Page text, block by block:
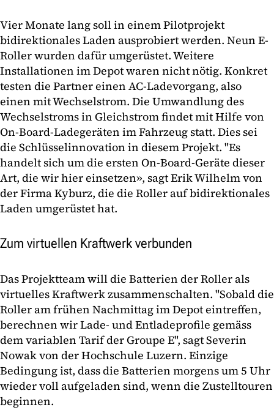
Vier Monate lang soll in einem Pilotprojekt
bidirektionales Laden ausprobiert werden. Neun E-
Roller wurden dafür umgerüstet. Weitere
Installationen im Depot waren nicht nötig. Konkret
testen die Partner einen AC-Ladevorgang, also
einen mit Wechselstrom. Die Umwandlung des
Wechselstroms in Gleichstrom findet mit Hilfe von
On-Board-Ladegeräten im Fahrzeug statt. Dies sei
die Schlüsselinnovation in diesem Projekt. "Es
handelt sich um die ersten On-Board-Geräte dieser
Art, die wir hier einsetzen», sagt Erik Wilhelm von
der Firma Kyburz, die die Roller auf bidirektionales
Laden umgerüstet hat.
Zum virtuellen Kraftwerk verbunden
Das Projektteam will die Batterien der Roller als
virtuelles Kraftwerk zusammenschalten. "Sobald die
Roller am frühen Nachmittag im Depot eintreffen,
berechnen wir Lade- und Entladeprofile gemäss
dem variablen Tarif der Groupe E", sagt Severin
Nowak von der Hochschule Luzern. Einzige
Bedingung ist, dass die Batterien morgens um 5 Uhr
wieder voll aufgeladen sind, wenn die Zustelltouren
beginnen.